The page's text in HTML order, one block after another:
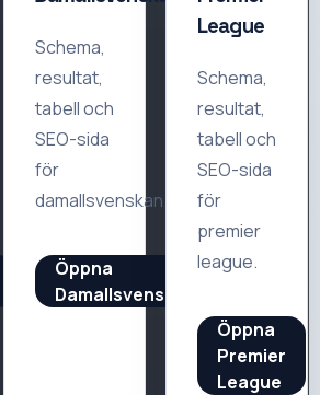
Schema,
resultat,
tabell och
SEO-sida
för
damallsvenskan
Öppna
Damallsvenskan
League
Schema,
resultat,
tabell och
SEO-sida
för
premier
league.
Öppna
Premier
League